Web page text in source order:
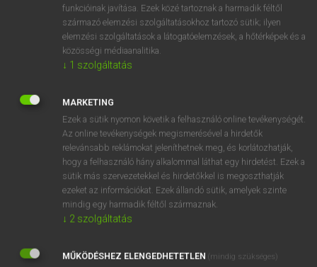
OOOOPS!
SZOTAR.NET APPLIKÁCIÓ
MICROSOFT OFFICE BŐVÍTMÉNY
BEÉPÜLŐ SZÓTÁRMODUL
ONLINE NYELVVIZSGA
EGYÉNI FELHASZNÁLÓKNAK
funkcióinak javítása. Ezek közé tartoznak a harmadik féltől
származó elemzési szolgáltatásokhoz tartozó sütik; ilyen
elemzési szolgáltatások a látogatóelemzések, a hőtérképek és a
közösségi médiaanalitika.
↓ 1 szolgáltatás
MARKETING
Ezek a sütik nyomon követik a felhasználó online tevékenységét.
Az online tevékenységek megismerésével a hirdetők
relevánsabb reklámokat jeleníthetnek meg, és korlátozhatják,
hogy a felhasználó hány alkalommal láthat egy hirdetést. Ezek a
sütik más szervezetekkel és hirdetőkkel is megoszthatják
ezeket az információkat. Ezek állandó sütik, amelyek szinte
mindig egy harmadik féltől származnak.
↓ 2 szolgáltatás
MŰKÖDÉSHEZ ELENGEDHETETLEN (mindig szükséges)